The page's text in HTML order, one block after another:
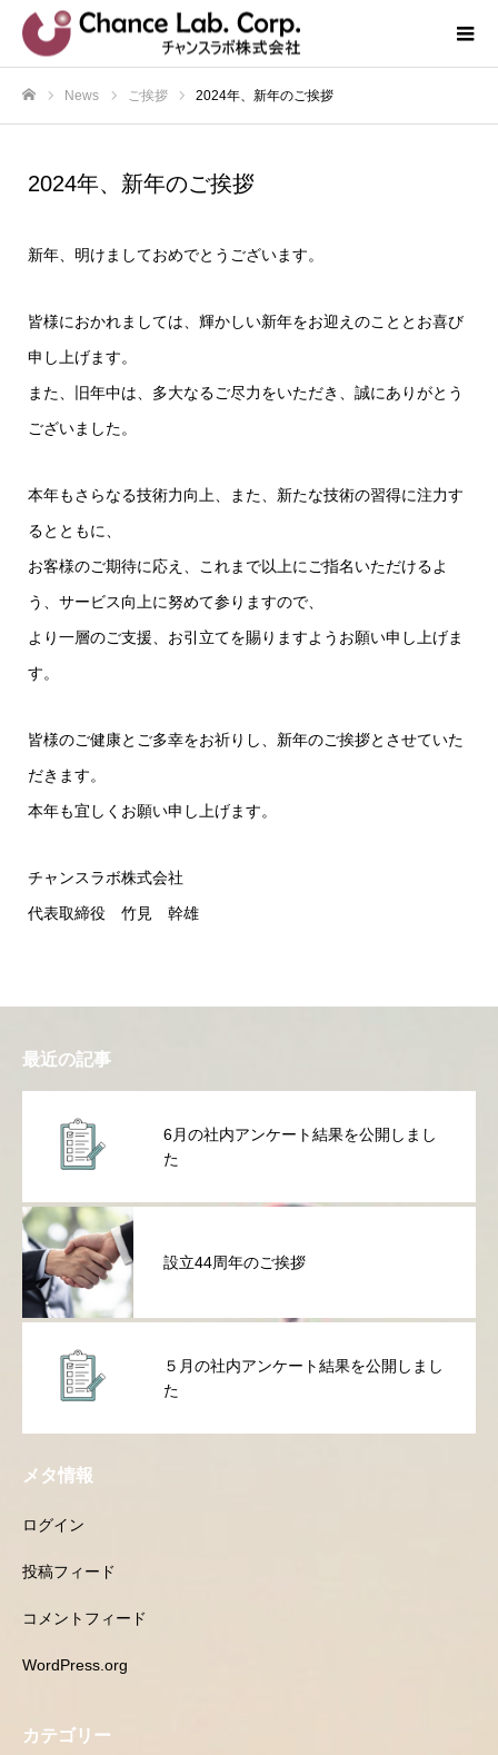
News ご挨拶 2024年、新年のご挨拶
2024年、新年のご挨拶
新年、明けましておめでとうございます。
皆様におかれましては、輝かしい新年をお迎えのこととお喜び
申し上げます。
また、旧年中は、多大なるご尽力をいただき、誠にありがとう
ございました。
本年もさらなる技術力向上、また、新たな技術の習得に注力す
るとともに、
お客様のご期待に応え、これまで以上にご指名いただけるよ
う、サービス向上に努めて参りますので、
より一層のご支援、お引立てを賜りますようお願い申し上げま
す。
皆様のご健康とご多幸をお祈りし、新年のご挨拶とさせていた
だきます。
本年も宜しくお願い申し上げます。
チャンスラボ株式会社
代表取締役 竹見 幹雄
最近の記事
6月の社内アンケート結果を公開しまし
た
設立44周年のご挨拶
５月の社内アンケート結果を公開しまし
た
メタ情報
ログイン
投稿フィード
コメントフィード
WordPress.org
カテゴリー